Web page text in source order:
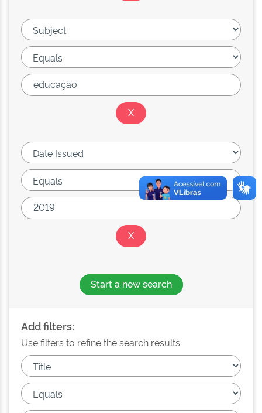
Start a new search
Add filters:
Use filters to refine the search results.